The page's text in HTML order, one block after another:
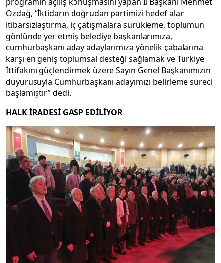
Özdağ, “İktidarın doğrudan partimizi hedef alan
itibarsızlaştırma, iç çatışmalara sürükleme, toplumun
gönlünde yer etmiş belediye başkanlarımıza,
cumhurbaşkanı aday adaylarımıza yönelik çabalarına
karşı en geniş toplumsal desteği sağlamak ve Türkiye
İttifakını güçlendirmek üzere Sayın Genel Başkanımızın
duyurusuyla Cumhurbaşkanı adayımızı belirleme süreci
başlamıştır” dedi.
HALK İRADESİ GASP EDİLİYOR